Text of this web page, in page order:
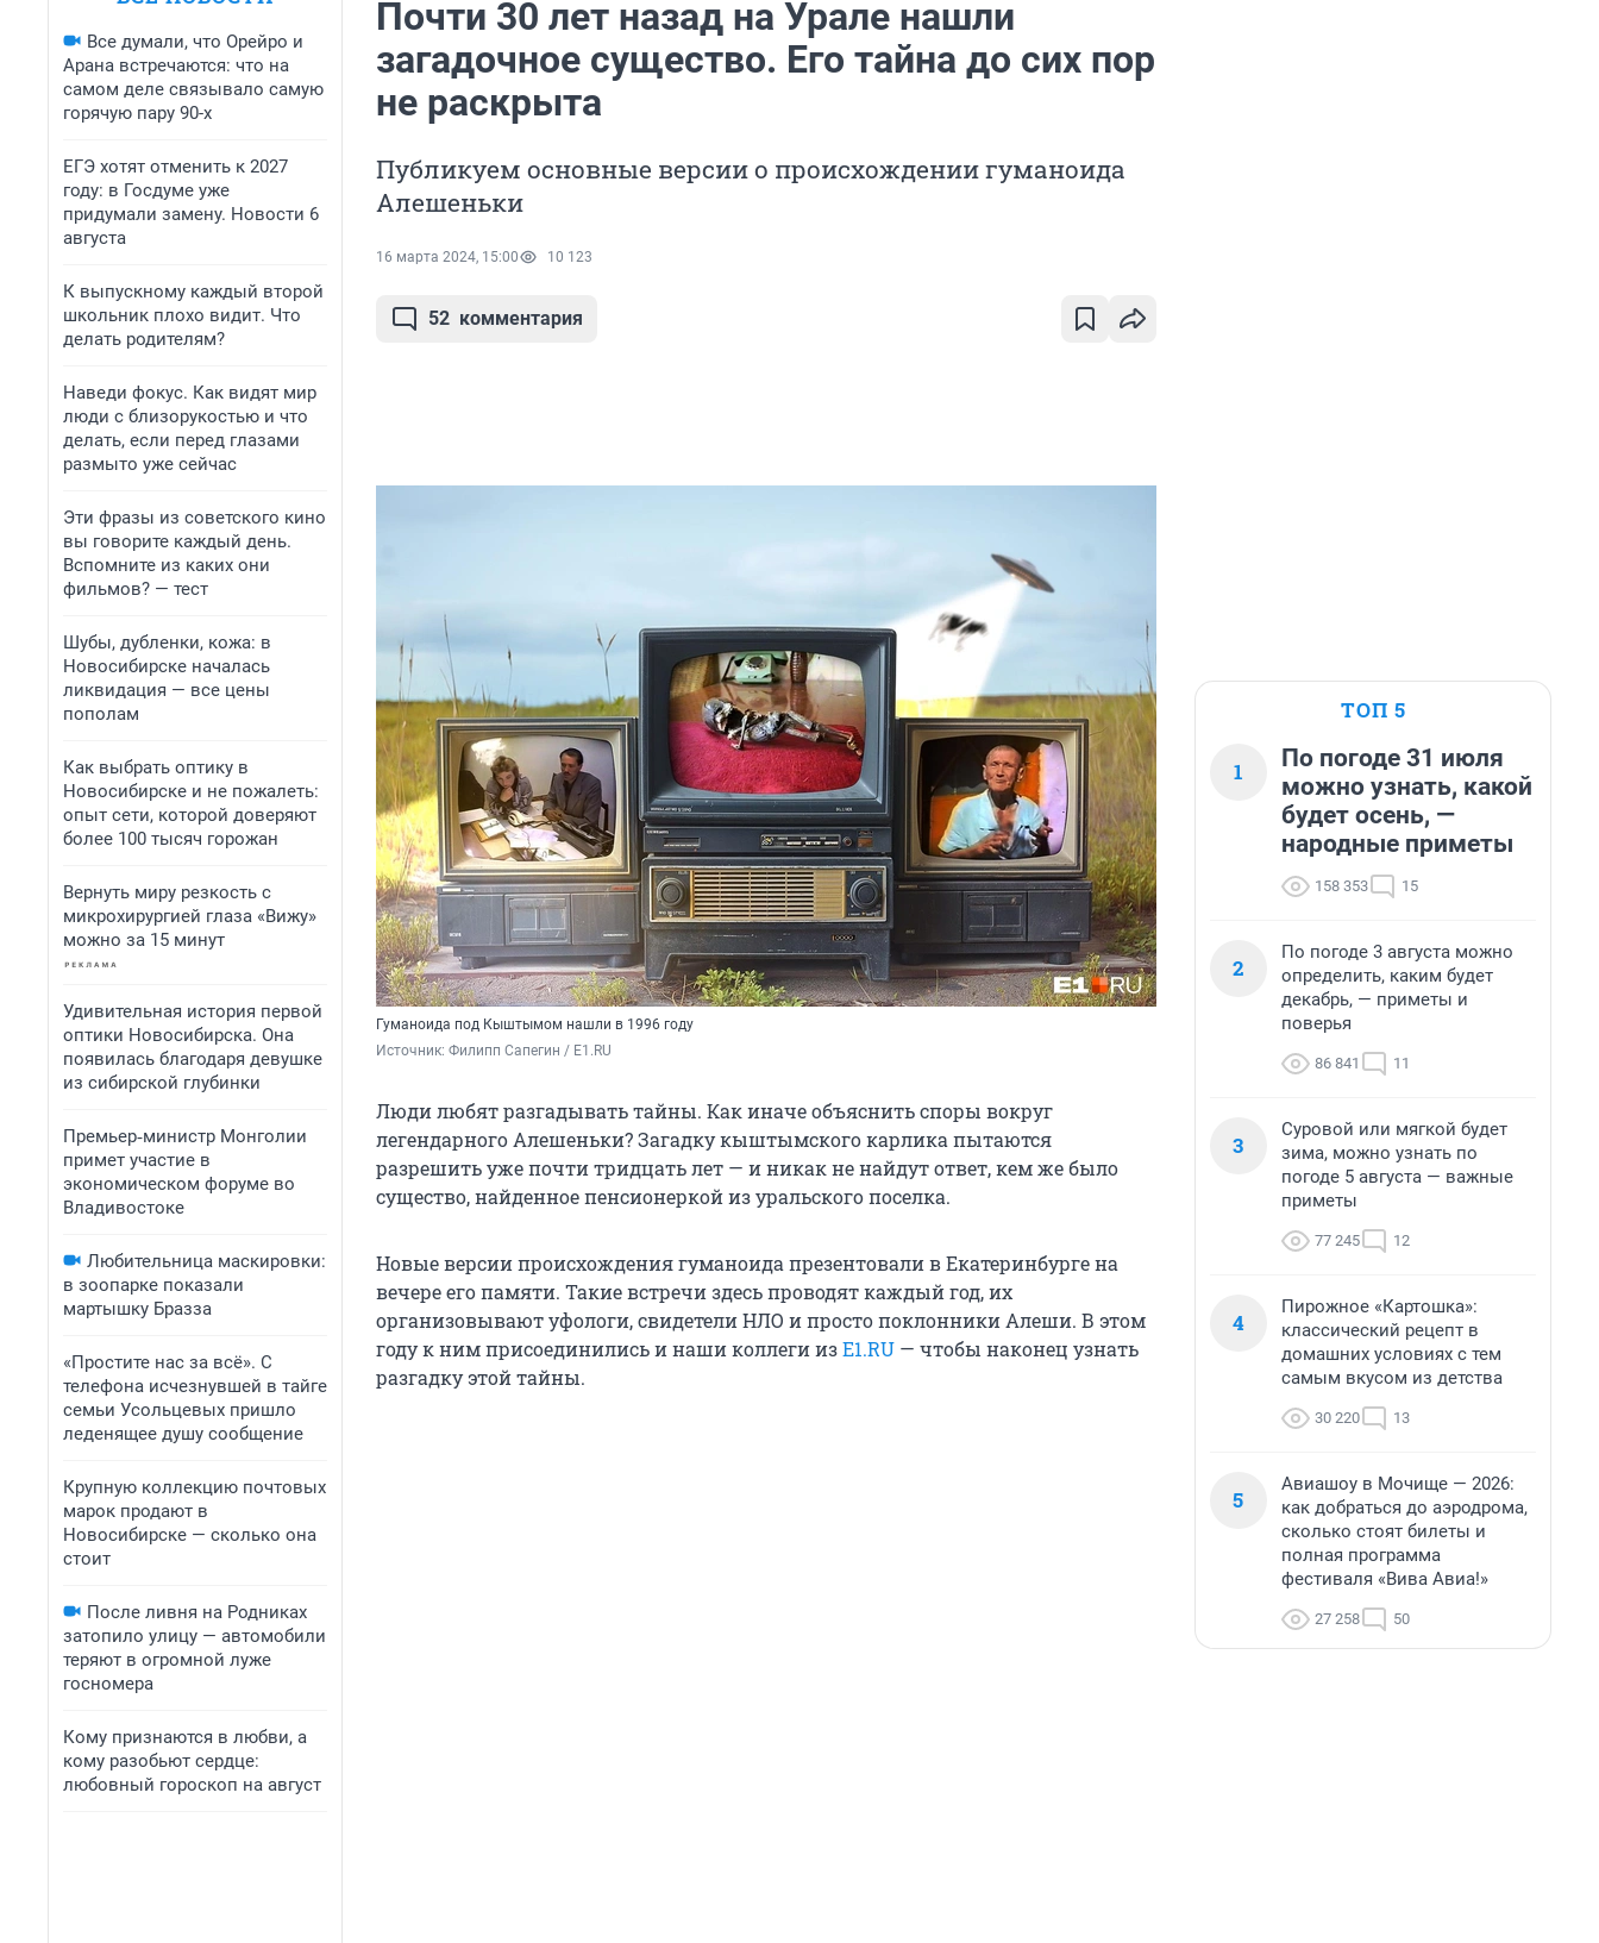
Все думали, что Орейро и
Арана встречаются: что на
самом деле связывало самую
горячую пару 90-х
ЕГЭ хотят отменить к 2027
году: в Госдуме уже
придумали замену. Новости 6
августа
К выпускному каждый второй
школьник плохо видит. Что
делать родителям?
Наведи фокус. Как видят мир
люди с близорукостью и что
делать, если перед глазами
размыто уже сейчас
Эти фразы из советского кино
вы говорите каждый день.
Вспомните из каких они
фильмов? — тест
Шубы, дубленки, кожа: в
Новосибирске началась
ликвидация — все цены
пополам
Как выбрать оптику в
Новосибирске и не пожалеть:
опыт сети, которой доверяют
более 100 тысяч горожан
Вернуть миру резкость с
микрохирургией глаза «Вижу»
можно за 15 минут
Удивительная история первой
оптики Новосибирска. Она
появилась благодаря девушке
из сибирской глубинки
Премьер‑министр Монголии
примет участие в
экономическом форуме во
Владивостоке
Любительница маскировки:
в зоопарке показали
мартышку Бразза
«Простите нас за всё». С
телефона исчезнувшей в тайге
семьи Усольцевых пришло
леденящее душу сообщение
Крупную коллекцию почтовых
марок продают в
Новосибирске — сколько она
стоит
После ливня на Родниках
затопило улицу — автомобили
теряют в огромной луже
госномера
Кому признаются в любви, а
кому разобьют сердце:
любовный гороскоп на август
Почти 30 лет назад на Урале нашли
загадочное существо. Его тайна до сих пор
не раскрыта
Публикуем основные версии о происхождении гуманоида
Алешеньки
16 марта 2024, 15:00 10 123
52 комментария
Гуманоида под Кыштымом нашли в 1996 году
Источник: Филипп Сапегин / E1.RU
Люди любят разгадывать тайны. Как иначе объяснить споры вокруг
легендарного Алешеньки? Загадку кыштымского карлика пытаются
разрешить уже почти тридцать лет — и никак не найдут ответ, кем же было
существо, найденное пенсионеркой из уральского поселка.
Новые версии происхождения гуманоида презентовали в Екатеринбурге на
вечере его памяти. Такие встречи здесь проводят каждый год, их
организовывают уфологи, свидетели НЛО и просто поклонники Алеши. В этом
году к ним присоединились и наши коллеги изE1.RU — чтобы наконец узнать
разгадку этой тайны.
ТОП 5
1
По погоде 31 июля
можно узнать, какой
будет осень, —
народные приметы
158 353 15
2
По погоде 3 августа можно
определить, каким будет
декабрь, — приметы и
поверья
86 841 11
3
Суровой или мягкой будет
зима, можно узнать по
погоде 5 августа — важные
приметы
77 245 12
4
Пирожное «Картошка»:
классический рецепт в
домашних условиях с тем
самым вкусом из детства
30 220 13
5
Авиашоу в Мочище — 2026:
как добраться до аэродрома,
сколько стоят билеты и
полная программа
фестиваля «Вива Авиа!»
27 258 50